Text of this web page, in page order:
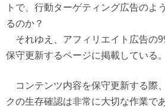
トで、行動ターゲティング広告のよ
るのか？
それゆえ、アフィリエイト広告の
保守更新するページに掲載している。
コンテンツ内容を保守更新する際
クの生存確認は非常に大切な作業で